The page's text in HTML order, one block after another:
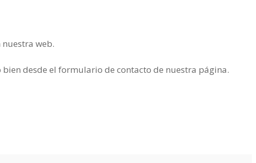
web.
bien desde el formulario de contacto de nuestra página.